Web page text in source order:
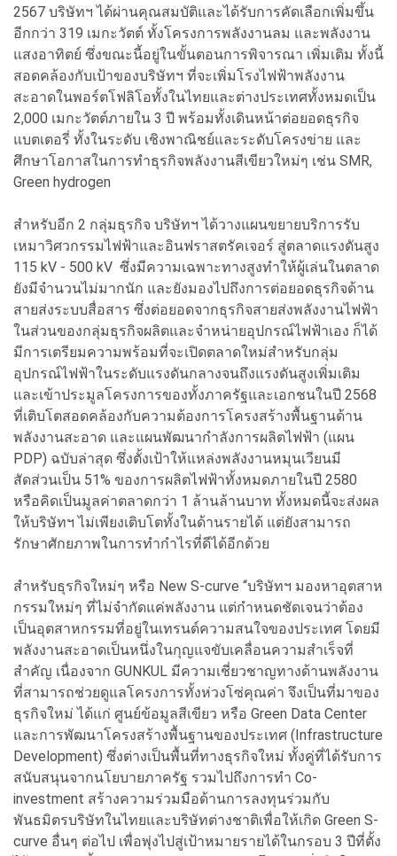
2567 บริษัทฯ ได้ผ่านคุณสมบัติและได้รับการคัดเลือกเพิ่มขึ้น
อีกกว่า 319 เมกะวัตต์ ทั้งโครงการพลังงานลม และพลังงาน
แสงอาทิตย์ ซึ่งขณะนี้อยู่ในขั้นตอนการพิจารณา เพิ่มเติม ทั้งนี้
สอดคล้องกับเป้าของบริษัทฯ ที่จะเพิ่มโรงไฟฟ้าพลังงาน
สะอาดในพอร์ตโฟลิโอทั้งในไทยและต่างประเทศทั้งหมดเป็น
2,000 เมกะวัตต์ภายใน 3 ปี พร้อมทั้งเดินหน้าต่อยอดธุรกิจ
แบตเตอรี่ ทั้งในระดับ เชิงพาณิชย์และระดับโครงข่าย และ
ศึกษาโอกาสในการทำธุรกิจพลังงานสีเขียวใหม่ๆ เช่น SMR,
Green hydrogen
สำหรับอีก 2 กลุ่มธุรกิจ บริษัทฯ ได้วางแผนขยายบริการรับ
เหมาวิศวกรรมไฟฟ้าและอินฟราสตรัคเจอร์ สู่ตลาดแรงดันสูง
115 kV - 500 kV ซึ่งมีความเฉพาะทางสูงทำให้ผู้เล่นในตลาด
ยังมีจำนวนไม่มากนัก และยังมองไปถึงการต่อยอดธุรกิจด้าน
สายส่งระบบสื่อสาร ซึ่งต่อยอดจากธุรกิจสายส่งพลังงานไฟฟ้า
ในส่วนของกลุ่มธุรกิจผลิตและจำหน่ายอุปกรณ์ไฟฟ้าเอง ก็ได้
มีการเตรียมความพร้อมที่จะเปิดตลาดใหม่สำหรับกลุ่ม
อุปกรณ์ไฟฟ้าในระดับแรงดันกลางจนถึงแรงดันสูงเพิ่มเติม
และเข้าประมูลโครงการของทั้งภาครัฐและเอกชนในปี 2568
ที่เติบโตสอดคล้องกับความต้องการโครงสร้างพื้นฐานด้าน
พลังงานสะอาด และแผนพัฒนากำลังการผลิตไฟฟ้า (แผน
PDP) ฉบับล่าสุด ซึ่งตั้งเป้าให้แหล่งพลังงานหมุนเวียนมี
สัดส่วนเป็น 51% ของการผลิตไฟฟ้าทั้งหมดภายในปี 2580
หรือคิดเป็นมูลค่าตลาดกว่า 1 ล้านล้านบาท ทั้งหมดนี้จะส่งผล
ให้บริษัทฯ ไม่เพียงเติบโตทั้งในด้านรายได้ แต่ยังสามารถ
รักษาศักยภาพในการทำกำไรที่ดีได้อีกด้วย
สำหรับธุรกิจใหม่ๆ หรือ New S-curve “บริษัทฯ มองหาอุตสาห
กรรมใหม่ๆ ที่ไม่จำกัดแค่พลังงาน แต่กำหนดชัดเจนว่าต้อง
เป็นอุตสาหกรรมที่อยู่ในเทรนด์ความสนใจของประเทศ โดยมี
พลังงานสะอาดเป็นหนึ่งในกุญแจขับเคลื่อนความสำเร็จที่
สำคัญ เนื่องจาก GUNKUL มีความเชี่ยวชาญทางด้านพลังงาน
ที่สามารถช่วยดูแลโครงการทั้งห่วงโซ่คุณค่า จึงเป็นที่มาของ
ธุรกิจใหม่ ได้แก่ ศูนย์ข้อมูลสีเขียว หรือ Green Data Center
และการพัฒนาโครงสร้างพื้นฐานของประเทศ (Infrastructure
Development) ซึ่งต่างเป็นพื้นที่ทางธุรกิจใหม่ ทั้งคู่ที่ได้รับการ
สนับสนุนจากนโยบายภาครัฐ รวมไปถึงการทำ Co-
investment สร้างความร่วมมือด้านการลงทุนร่วมกับ
พันธมิตรบริษัทในไทยและบริษัทต่างชาติเพื่อให้เกิด Green S-
curve อื่นๆ ต่อไป เพื่อพุ่งไปสู่เป้าหมายรายได้ในกรอบ 3 ปีที่ตั้ง